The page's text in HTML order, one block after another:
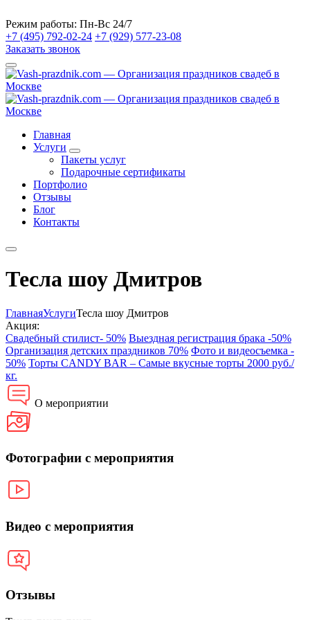
Режим работы: Пн-Вс 24/7
+7 (495) 792-02-24 +7 (929) 577-23-08
Заказать звонок
Главная
Услуги
Пакеты услуг
Подарочные сертификаты
Портфолио
Отзывы
Блог
Контакты
Тесла шоу Дмитров
ГлавнаяУслугиТесла шоу Дмитров
Акция:
Свадебный стилист- 50% Выездная регистрация брака -50%
Организация детских праздников 70% Фото и видеосъемка -
50% Торты CANDY BAR – Самые вкусные торты 2000 руб./
кг.
О мероприятии
Фотографии с мероприятия
Видео с мероприятия
Отзывы